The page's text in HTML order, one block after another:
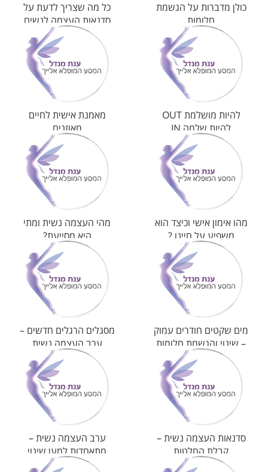
כולן מדברות על הגשמת
חלומות
כל מה שצריך לדעת על
סדנאות העצמה לנשים
להיות מושלמת OUT
להיות שלמה IN
מאמנת אישית לחיים
מאוזנים
מהו אימון אישי וכיצד הוא
משפיע על חיינו ?
מהי העצמה נשית ומתי
היא מסייעת?
מים שקטים חודרים עמוק
– שינוי והגשמת חלומות
מסגלים הרגלים חדשים –
ערב העצמה נשית
סדנאות העשרה
סדנאות העצמה נשית –
קבלת החלטות
ערב העצמה נשית –
מתאחדות למען שינוי
מבורך במיוחד